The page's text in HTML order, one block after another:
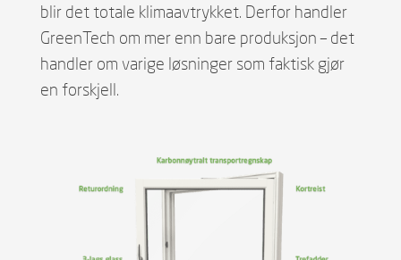
blir det totale klimaavtrykket. Derfor handler
GreenTech om mer enn bare produksjon – det
handler om varige løsninger som faktisk gjør
en forskjell.